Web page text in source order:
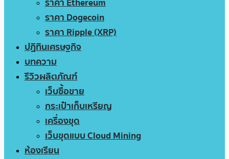
ราคา Dogecoin
ราคา Ripple (XRP)
ปฏิทินเศรษฐกิจ
บทความ
รีวิวผลิตภัณฑ์
เว็บซื้อขาย
กระเป๋าเก็บเหรียญ
เครื่องขุด
เว็บขุดแบบ Cloud Mining
ห้องเรียน